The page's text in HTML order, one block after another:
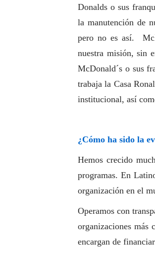
Donalds o sus
la manutención de
pero no es así.
nuestra misión, sin
McDonald´s o sus
trabaja la Casa
institucional, así
¿Cómo ha sido la
Hemos crecido
programas. En
organización en el
Operamos con
organizaciones más
encargan de